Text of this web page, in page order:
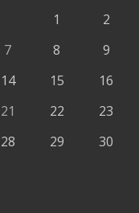
1
2
7 8
9
14 15
16
21 22
23
28 29 30